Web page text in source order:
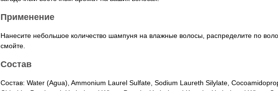
Применение
Нанесите небольшое количество шампуня на влажные волосы, распределите по
смойте.
Состав
Состав: Water (Agua), Ammonium Laurel Sulfate, Sodium Laureth Silylate,